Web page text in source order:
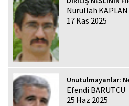
Nurullah KAPLAN
17 Kas 2025
Unutulmayanlar:
Efendi BARUTCU
25 Haz 2025